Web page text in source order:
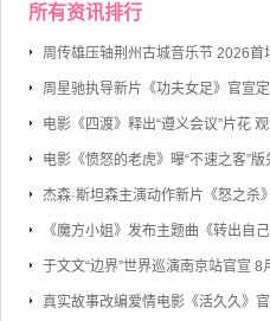
所有资讯排行
周传雄压轴荆州古城音乐节 2026首
电影《四渡》释出“遵义会议”片花
电影《愤怒的老虎》曝“不速之客”
于文文“边界”世界巡演南京站官宣